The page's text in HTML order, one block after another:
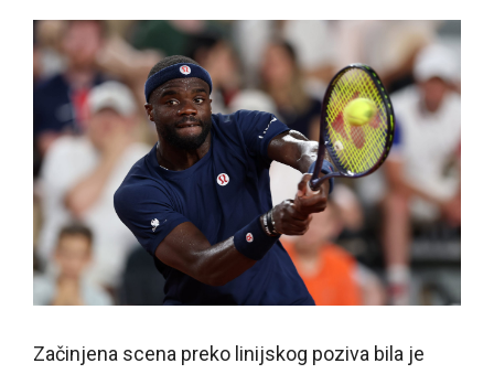
Začinjena scena preko linijskog poziva bila je